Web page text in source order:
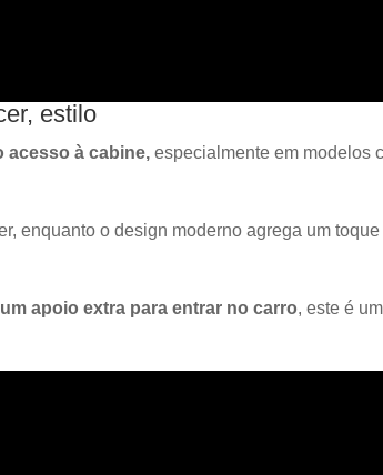
estilo
acesso à cabine,especialmente em modelos
enquanto o design moderno agrega um toque
apoio extra para entrar no carro, este é um